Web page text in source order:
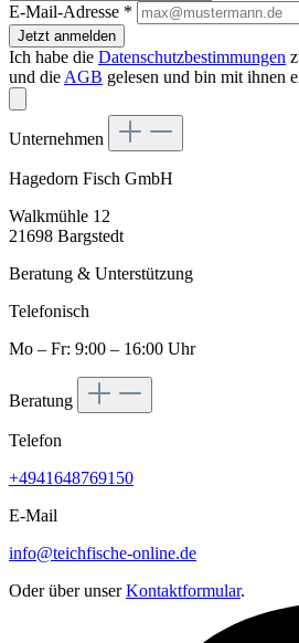
E-Mail-Adresse *
Jetzt anmelden
Ich habe die Datenschutzbestimmungen
und die AGB gelesen und bin mit ihnen
Unternehmen
Hagedorn Fisch GmbH
Walkmühle 12
21698 Bargstedt
Beratung & Unterstützung
Telefonisch
Mo – Fr: 9:00 – 16:00 Uhr
Beratung
Telefon
+4941648769150
E-Mail
info@teichfische-online.de
Oder über unserKontaktformular.